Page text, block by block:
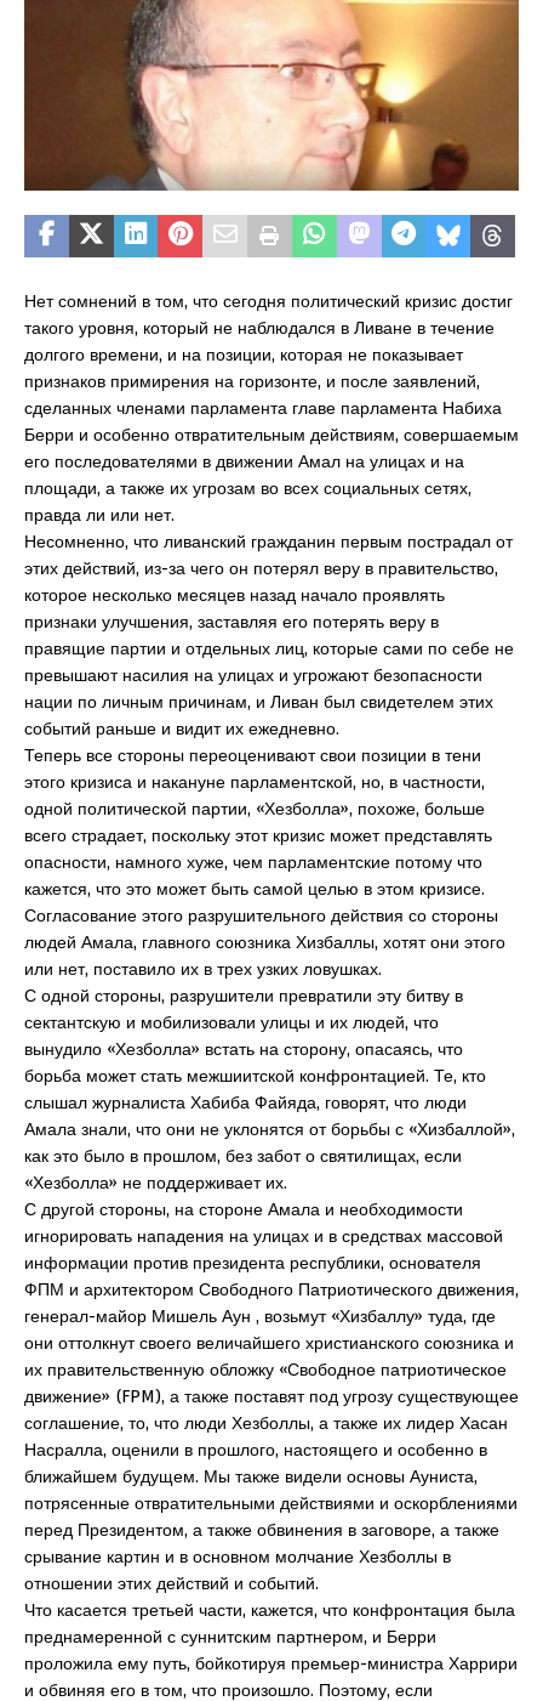
Нет сомнений в том, что сегодня политический кризис достиг
такого уровня, который не наблюдался в Ливане в течение
долгого времени, и на позиции, которая не показывает
признаков примирения на горизонте, и после заявлений,
сделанных членами парламента главе парламента Набиха
Берри и особенно отвратительным действиям, совершаемым
его последователями в движении Амал на улицах и на
площади, а также их угрозам во всех социальных сетях,
правда ли или нет.
Несомненно, что ливанский гражданин первым пострадал от
этих действий, из-за чего он потерял веру в правительство,
которое несколько месяцев назад начало проявлять
признаки улучшения, заставляя его потерять веру в
правящие партии и отдельных лиц, которые сами по себе не
превышают насилия на улицах и угрожают безопасности
нации по личным причинам, и Ливан был свидетелем этих
событий раньше и видит их ежедневно.
Теперь все стороны переоценивают свои позиции в тени
этого кризиса и накануне парламентской, но, в частности,
одной политической партии, «Хезболла», похоже, больше
всего страдает, поскольку этот кризис может представлять
опасности, намного хуже, чем парламентские потому что
кажется, что это может быть самой целью в этом кризисе.
Согласование этого разрушительного действия со стороны
людей Амала, главного союзника Хизбаллы, хотят они этого
или нет, поставило их в трех узких ловушках.
С одной стороны, разрушители превратили эту битву в
сектантскую и мобилизовали улицы и их людей, что
вынудило «Хезболла» встать на сторону, опасаясь, что
борьба может стать межшиитской конфронтацией. Те, кто
слышал журналиста Хабиба Файяда, говорят, что люди
Амала знали, что они не уклонятся от борьбы с «Хизбаллой»,
как это было в прошлом, без забот о святилищах, если
«Хезболла» не поддерживает их.
С другой стороны, на стороне Амала и необходимости
игнорировать нападения на улицах и в средствах массовой
информации против президента республики, основателя
ФПМ и архитектором Свободного Патриотического движения,
генерал-майор Мишель Аун , возьмут «Хизбаллу» туда, где
они оттолкнут своего величайшего христианского союзника и
их правительственную обложку «Свободное патриотическое
движение» (FPM), а также поставят под угрозу существующее
соглашение, то, что люди Хезболлы, а также их лидер Хасан
Насралла, оценили в прошлого, настоящего и особенно в
ближайшем будущем. Мы также видели основы Ауниста,
потрясенные отвратительными действиями и оскорблениями
перед Президентом, а также обвинения в заговоре, а также
срывание картин и в основном молчание Хезболлы в
отношении этих действий и событий.
Что касается третьей части, кажется, что конфронтация была
преднамеренной с суннитским партнером, и Берри
проложила ему путь, бойкотируя премьер-министра Харрири
и обвиняя его в том, что произошло. Поэтому, если